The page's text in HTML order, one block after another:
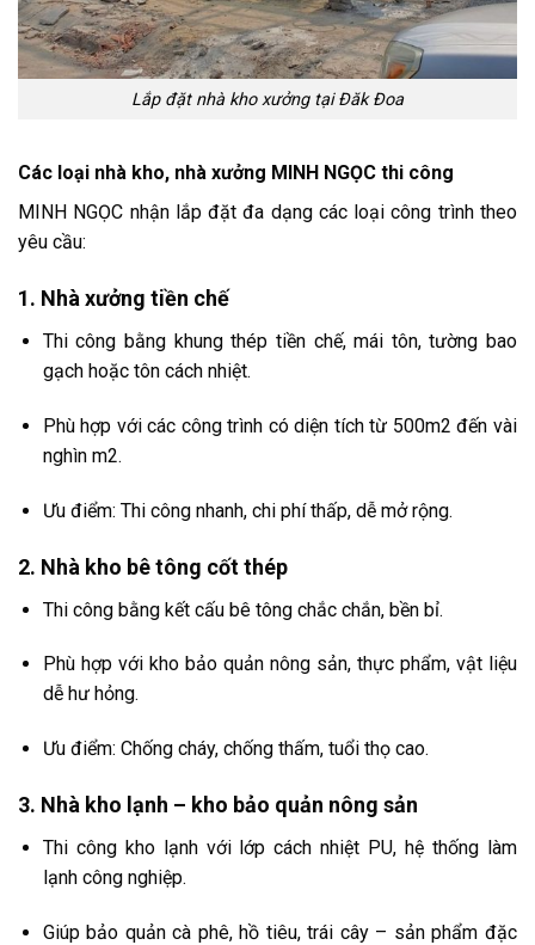
Lắp đặt nhà kho xưởng tại Đăk Đoa
Các loại nhà kho, nhà xưởng MINH NGỌC thi công
MINH NGỌC nhận lắp đặt đa dạng các loại công trình theo
yêu cầu:
1. Nhà xưởng tiền chế
Thi công bằng khung thép tiền chế, mái tôn, tường bao
gạch hoặc tôn cách nhiệt.
Phù hợp với các công trình có diện tích từ 500m2 đến vài
nghìn m2.
Ưu điểm: Thi công nhanh, chi phí thấp, dễ mở rộng.
2. Nhà kho bê tông cốt thép
Thi công bằng kết cấu bê tông chắc chắn, bền bỉ.
Phù hợp với kho bảo quản nông sản, thực phẩm, vật liệu
dễ hư hỏng.
Ưu điểm: Chống cháy, chống thấm, tuổi thọ cao.
3. Nhà kho lạnh – kho bảo quản nông sản
Thi công kho lạnh với lớp cách nhiệt PU, hệ thống làm
lạnh công nghiệp.
Giúp bảo quản cà phê, hồ tiêu, trái cây – sản phẩm đặc